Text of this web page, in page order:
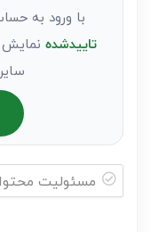
با ورود به
تاییدشده نمایش